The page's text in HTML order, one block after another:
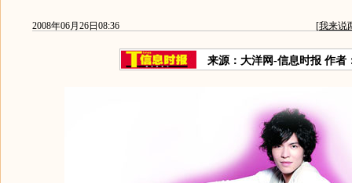
2008年06月26日08:36 [我来说
来源：大洋网-信息时报 作者